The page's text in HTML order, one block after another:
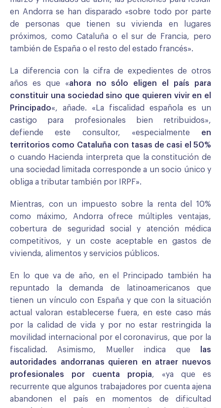
en Andorra se han disparado «sobre todo por parte
de personas que tienen su vivienda en lugares
próximos, como Cataluña o el sur de Francia, pero
también de España o el resto del estado francés».
La diferencia con la cifra de expedientes de otros
años es que «ahora no sólo eligen el país para
constituir una sociedad sino que quieren vivir en el
Principado«, añade. «La fiscalidad española es un
castigo para profesionales bien retribuidos»,
defiende este consultor, «especialmente en
territorios como Cataluña con tasas de casi el 50%
o cuando Hacienda interpreta que la constitución de
una sociedad limitada corresponde a un socio único y
obliga a tributar también por IRPF».
Mientras, con un impuesto sobre la renta del 10%
como máximo, Andorra ofrece múltiples ventajas,
cobertura de seguridad social y atención médica
competitivos, y un coste aceptable en gastos de
vivienda, alimentos y servicios públicos.
En lo que va de año, en el Principado también ha
repuntado la demanda de latinoamericanos que
tienen un vínculo con España y que con la situación
actual valoran establecerse fuera, en este caso más
por la calidad de vida y por no estar restringida la
movilidad internacional por el coronavirus, que por la
fiscalidad. Asimismo, Mueller indica que
las
autoridades andorranas quieren en atraer nuevos
profesionales por cuenta propia, «ya que es
recurrente que algunos trabajadores por cuenta ajena
abandonen el país en momentos de dificultad